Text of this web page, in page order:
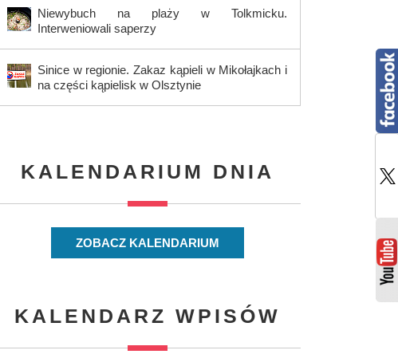
Niewybuch na plaży w Tolkmicku.
Interweniowali saperzy
Sinice w regionie. Zakaz kąpieli w Mikołajkach i
na części kąpielisk w Olsztynie
KALENDARIUM DNIA
ZOBACZ KALENDARIUM
KALENDARZ WPISÓW